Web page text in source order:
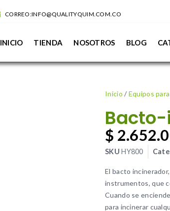
CORREO:INFO@QUALITYQUIM.COM.CO
INICIO TIENDA NOSOTROS BLOG
Inicio / Equipos
$
SKUHY800
El bacto
instrumentos, que
Cuando se
para incinerar